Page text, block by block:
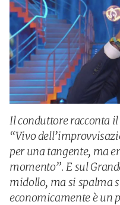
Il conduttore racconta
“Vivo
per una tangente, ma
momento”. E sul
midollo, ma si spalma
economicamente è un